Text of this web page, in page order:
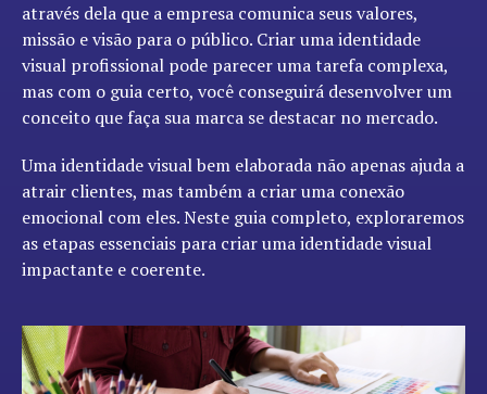
através dela que a empresa comunica seus valores,
missão e visão para o público. Criar uma identidade
visual profissional pode parecer uma tarefa complexa,
mas com o guia certo, você conseguirá desenvolver um
conceito que faça sua marca se destacar no mercado.
Uma identidade visual bem elaborada não apenas ajuda a
atrair clientes, mas também a criar uma conexão
emocional com eles. Neste guia completo, exploraremos
as etapas essenciais para criar uma identidade visual
impactante e coerente.